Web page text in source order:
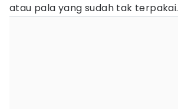
atau pala yang sudah tak terpakai.